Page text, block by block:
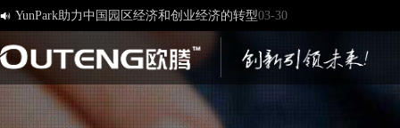
 [欧腾]官方网站，欢迎您的访问！03-17
济南欧腾文化传媒有限公司，新版网站正式开通！ 03-12
创造一流品牌 打造一流服务 01-09